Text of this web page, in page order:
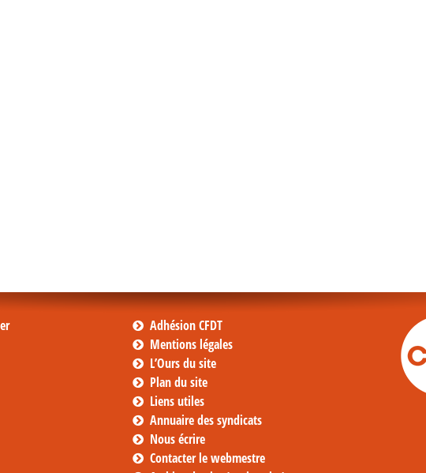
Adhésion CFDT
Mentions légales
L’Ours du site
Plan du site
Liens utiles
Annuaire des syndicats
Nous écrire
Contacter le webmestre